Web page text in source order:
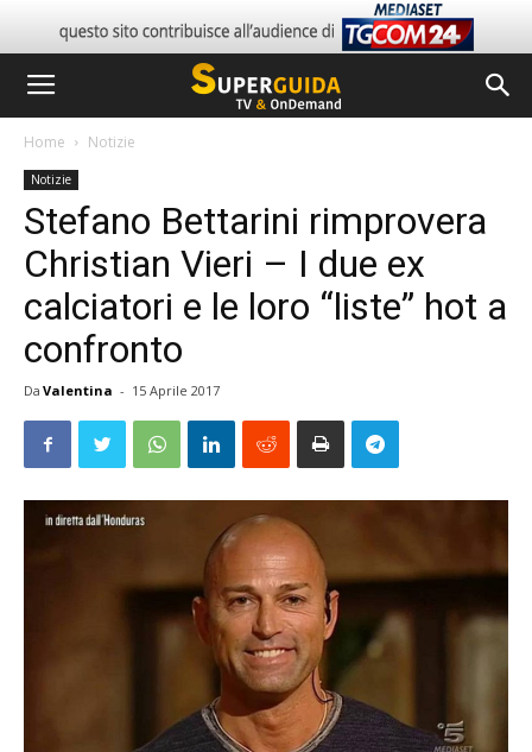
Home Notizie
Notizie
Stefano Bettarini rimprovera
Christian Vieri – I due ex
calciatori e le loro “liste” hot a
confronto
Da Valentina - 15 Aprile 2017